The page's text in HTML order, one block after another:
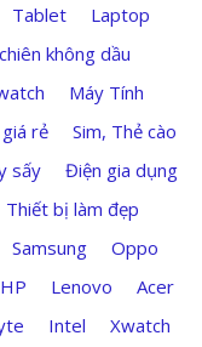
Tablet
Laptop
không dầu
Máy Tính
rẻ
Sim, Thẻ cào
sấy
Điện gia dụng
Thiết bị làm đẹp
Samsung
Oppo
HP Lenovo
Acer
Intel
Xwatch